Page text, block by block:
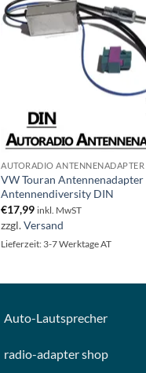
AUTORADIO ANTENNENADAPTER
VW Touran
Antennendiversity DIN
€17,99 inkl. MwST
zzgl.Versand
Lieferzeit: 3-7 Werktage AT
Auto-Lautsprecher
radio-adapter shop